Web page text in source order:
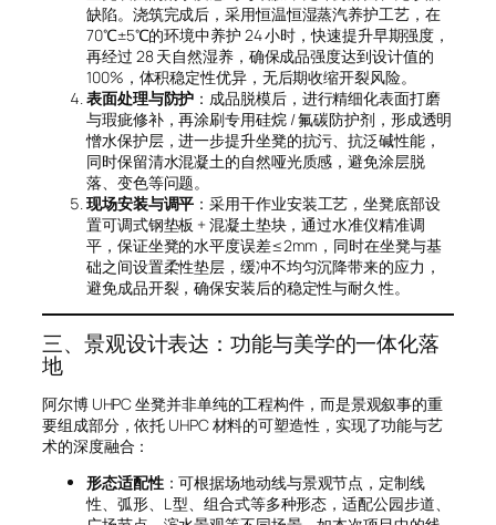
缺陷。浇筑完成后，采用恒温恒湿蒸汽养护工艺，在
70℃±5℃的环境中养护 24 小时，快速提升早期强度，
再经过 28 天自然湿养，确保成品强度达到设计值的
100%，体积稳定性优异，无后期收缩开裂风险。
表面处理与防护 ：成品脱模后，进行精细化表面打磨
与瑕疵修补，再涂刷专用硅烷 / 氟碳防护剂，形成透明
憎水保护层，进一步提升坐凳的抗污、抗泛碱性能，
同时保留清水混凝土的自然哑光质感，避免涂层脱
落、变色等问题。
现场安装与调平 ：采用干作业安装工艺，坐凳底部设
置可调式钢垫板 + 混凝土垫块，通过水准仪精准调
平，保证坐凳的水平度误差≤2mm，同时在坐凳与基
础之间设置柔性垫层，缓冲不均匀沉降带来的应力，
避免成品开裂，确保安装后的稳定性与耐久性。
三、景观设计表达：功能与美学的一体化落
地
阿尔博 UHPC 坐凳并非单纯的工程构件，而是景观叙事的重
要组成部分，依托 UHPC 材料的可塑造性，实现了功能与艺
术的深度融合：
形态适配性：可根据场地动线与景观节点，定制线
性、弧形、L 型、组合式等多种形态，适配公园步道、